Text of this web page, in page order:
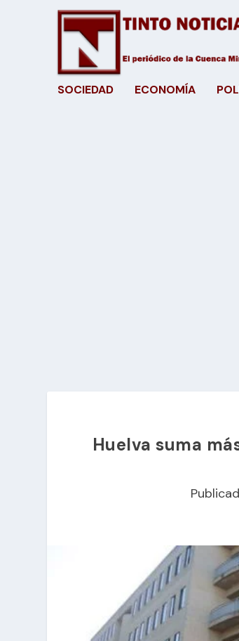
SOCIEDAD ECONOMÍA
Huelva suma